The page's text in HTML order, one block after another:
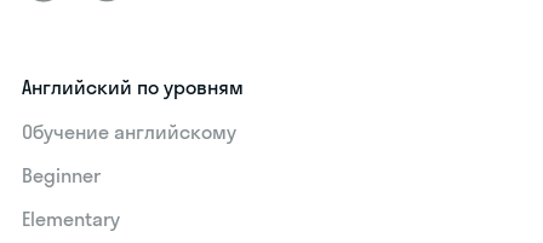
Английский по уровням
Обучение английскому
Beginner
Elementary